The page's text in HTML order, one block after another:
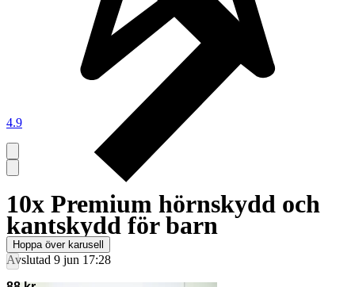
4.9
10x Premium hörnskydd och
kantskydd för barn
Avslutad 9 jun 17:28
Hoppa över karusell